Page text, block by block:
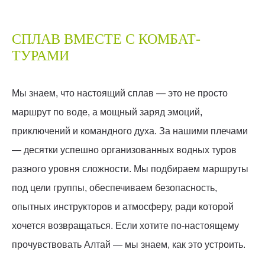
СПЛАВ ВМЕСТЕ С КОМБАТ-
ТУРАМИ
Мы знаем, что настоящий сплав — это не просто
маршрут по воде, а мощный заряд эмоций,
приключений и командного духа. За нашими плечами
— десятки успешно организованных водных туров
разного уровня сложности. Мы подбираем маршруты
под цели группы, обеспечиваем безопасность,
опытных инструкторов и атмосферу, ради которой
хочется возвращаться. Если хотите по-настоящему
прочувствовать Алтай — мы знаем, как это устроить.